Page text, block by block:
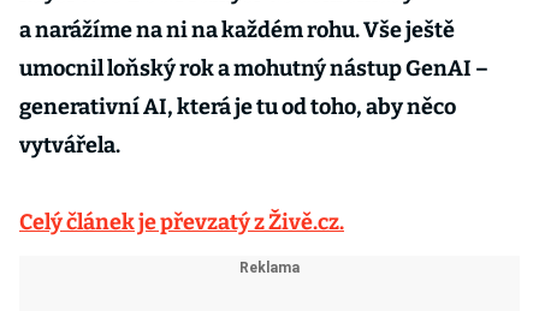
a narážíme na ni na každém rohu. Vše ještě
umocnil loňský rok a mohutný nástup GenAI –
generativní AI, která je tu od toho, aby něco
vytvářela.
Celý článek je převzatý z Živě.cz.